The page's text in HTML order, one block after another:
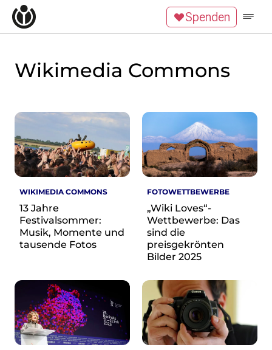
Zum Inhalt überspringen
Wikipedia unterstützen
Spenden
Mitmachen
Veranstaltungen
Publikationen
Tech News
Podcast
Themen
Digitales Ehrenamt
Freie Bildung
Freie Inhalte
Wikimedia Deutschland wird 20!
Projekte
Featured
Wikipedia
Spenden
Wikimedia Commons
WIKIMEDIA COMMONS
13 Jahre
Festivalsommer:
Musik, Momente und
tausende Fotos
FOTOWETTBEWERBE
„Wiki Loves“-
Wettbewerbe: Das
sind die
preisgekrönten
Bilder 2025